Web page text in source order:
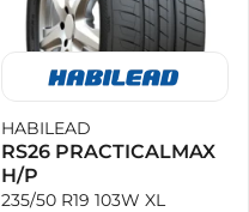
HABILEAD
RS26 PRACTICALMAX
H/P
235/50 R19 103W XL